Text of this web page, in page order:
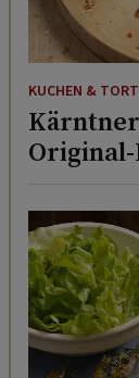
KUCHEN &